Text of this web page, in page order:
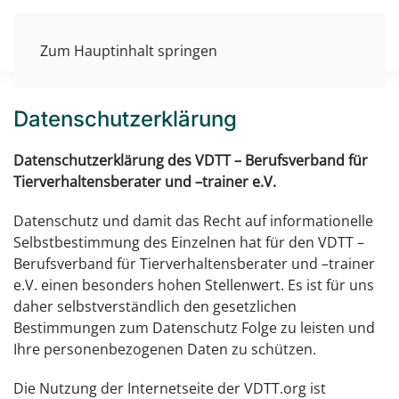
Zum Hauptinhalt springen
Datenschutzerklärung
Datenschutzerklärung des VDTT – Berufsverband für
Tierverhaltensberater und –trainer e.V.
Datenschutz und damit das Recht auf informationelle
Selbstbestimmung des Einzelnen hat für den VDTT –
Berufsverband für Tierverhaltensberater und –trainer
e.V. einen besonders hohen Stellenwert. Es ist für uns
daher selbstverständlich den gesetzlichen
Bestimmungen zum Datenschutz Folge zu leisten und
Ihre personenbezogenen Daten zu schützen.
Die Nutzung der Internetseite der VDTT.org ist